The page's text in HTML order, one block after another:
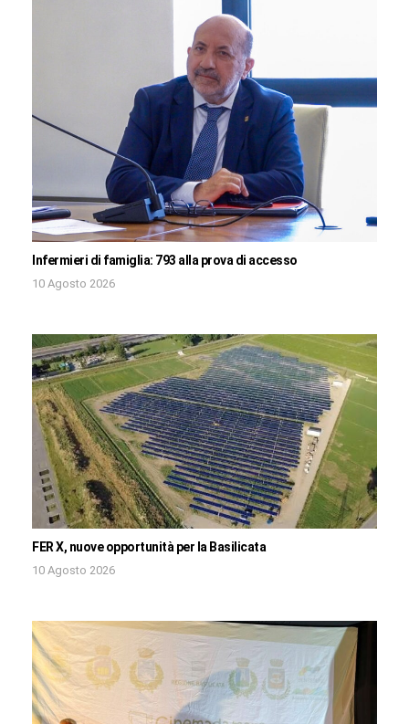
Infermieri di famiglia: 793 alla prova di accesso
10 Agosto 2026
FER X, nuove opportunità per la Basilicata
10 Agosto 2026